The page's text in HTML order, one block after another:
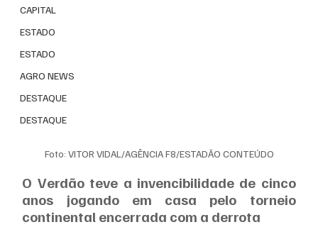
CAPITAL
ESTADO
ESTADO
AGRO NEWS
DESTAQUE
DESTAQUE
Foto: VITOR VIDAL/AGÊNCIA F8/ESTADÃO CONTEÚDO
O Verdão teve a invencibilidade de cinco
anos jogando em casa pelo torneio
continental encerrada com a derrota